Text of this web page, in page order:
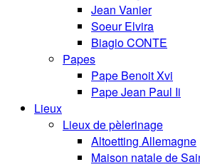
Jean Vanier
Soeur Elvira
Biagio CONTE
Papes
Pape Benoit Xvi
Pape Jean Paul Ii
Lieux
Lieux de pèlerinage
Altoetting Allemagne
Maison natale de